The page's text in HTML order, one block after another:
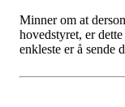
Minner om at
hovedstyret, er
enkleste er å sende